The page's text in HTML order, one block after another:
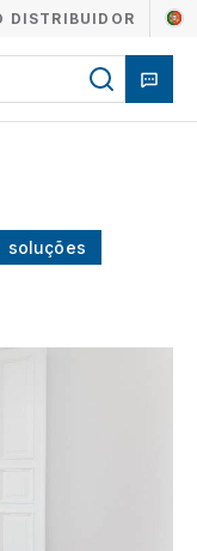
DISTRIBUIDOR
soluções